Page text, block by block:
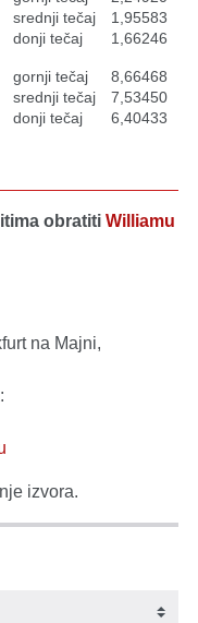
srednji tečaj
donji tečaj
1,95583
1,66246
gornji tečaj
srednji tečaj
donji tečaj
8,66468
7,53450
6,40433
obratiti Williamu
na Majni,
izvora.